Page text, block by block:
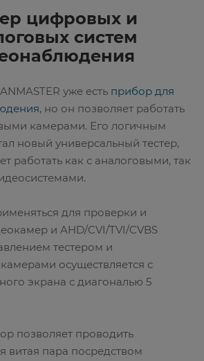
цифровых и
систем
уже есть прибор для
, но он позволяет работать
камерами. Его логичным
новый универсальный тестер,
работать как с аналоговыми, так
для проверки и
и AHD/CVI/TVI/CVBS
тестером и
осуществляется с
экрана с диагональю 5
позволяет проводить
витая пара посредством